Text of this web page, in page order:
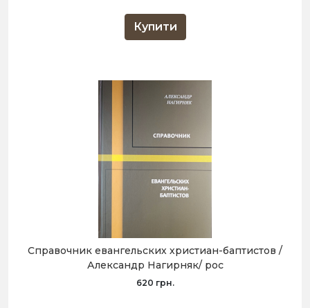
Купити
Справочник евангельских христиан-баптистов /
Александр Нагирняк/ рос
620 грн.